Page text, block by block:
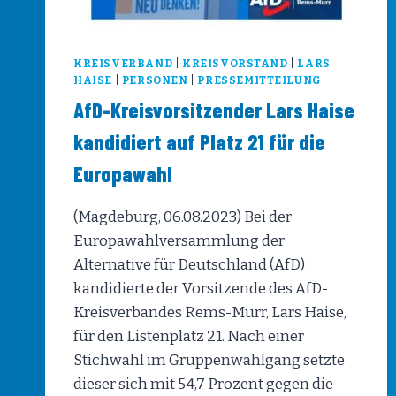
KREISVERBAND KREISVORSTAND
LARS
HAISE
PERSONEN PRESSEMITTEILUNG
AfD-Kreisvorsitzender Lars Haise
kandidiert auf Platz 21 für die
Europawahl
(Magdeburg, 06.08.2023) Bei der
Europawahlversammlung der
Alternative für Deutschland (AfD)
kandidierte der Vorsitzende des AfD-
Kreisverbandes Rems-Murr, Lars Haise,
für den Listenplatz 21. Nach einer
Stichwahl im Gruppenwahlgang setzte
dieser sich mit 54,7 Prozent gegen die